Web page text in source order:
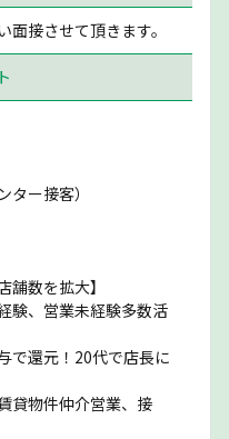
接させて頂きます。
ター接客）
舗数を拡大】
験、営業未経験多数活
で還元！20代で店長に
貸物件仲介営業、接